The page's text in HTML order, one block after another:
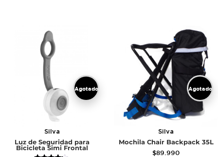
Agotado
Silva
Luz de Seguridad para
Bicicleta Simi Frontal
Agotado
Silva
Mochila Chair Backpack 35L
$89.990